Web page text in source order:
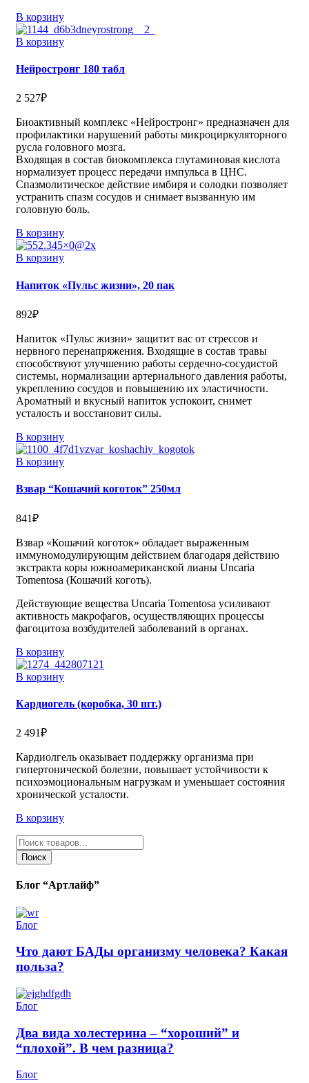
В корзину
В корзину
Нейростронг 180 табл
2 527₽
Биоактивный комплекс «Нейростронг» предназначен для
профилактики нарушений работы микроциркуляторного
русла головного мозга.
Входящая в состав биокомплекса глутаминовая кислота
нормализует процесс передачи импульса в ЦНС.
Спазмолитическое действие имбиря и солодки позволяет
устранить спазм сосудов и снимает вызванную им
головную боль.
В корзину
В корзину
Напиток «Пульс жизни», 20 пак
892₽
Напиток «Пульс жизни» защитит вас от стрессов и
нервного перенапряжения. Входящие в состав травы
способствуют улучшению работы сердечно-сосудистой
системы, нормализации артериального давления работы,
укреплению сосудов и повышению их эластичности.
Ароматный и вкусный напиток успокоит, снимет
усталость и восстановит силы.
В корзину
В корзину
Взвар “Кошачий коготок” 250мл
841₽
Взвар «Кошачий коготок» обладает выраженным
иммуномодулирующим действием благодаря действию
экстракта коры южноамериканской лианы Uncaria
Tomentosa (Кошачий коготь).
Действующие вещества Uncaria Tomentosa усиливают
активность макрофагов, осуществляющих процессы
фагоцитоза возбудителей заболеваний в органах.
В корзину
В корзину
Кардиогель (коробка, 30 шт.)
2 491₽
Кардиолгель оказывает поддержку организма при
гипертонической болезни, повышает устойчивости к
психоэмоциональным нагрузкам и уменьшает состояния
хронической усталости.
В корзину
товаров
Поиск
Блог “Артлайф”
Блог
Что дают БАДы организму человека? Какая
польза?
Блог
Два вида холестерина – “хороший” и
“плохой”. В чем разница?
Блог